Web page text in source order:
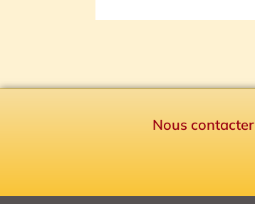
Nous contacter